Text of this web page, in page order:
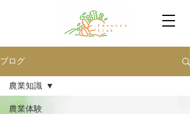
ブログ
農業体験
農業知識